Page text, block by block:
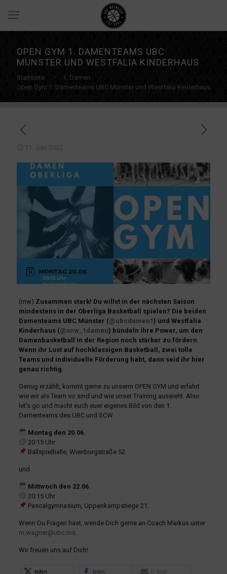
OPEN GYM 1. DAMENTEAMS UBC
MÜNSTER UND WESTFALIA KINDERHAUS
Startseite
1. Damen
Open Gym 1. Damenteams UBC Münster und Westfalia Kinderhaus
11. Juni 2022
(mw) Zusammen stark! Du willst in der nächsten Saison
mindestens in der Oberliga Basketball spielen? Die beiden
Damenteams UBC Münster (@ubcdamen1) und Westfalia
Kinderhaus (@scw_1damen) bündeln ihre Power, um den
Damenbasketball in der Region noch stärker zu fördern.
Wenn ihr Lust auf hochklassigen Basketball, zwei tolle
Teams und individuelle Förderung habt, dann seid ihr hier
genau richtig.
Genug erzählt, kommt gerne zu unserm OPEN GYM und erfahrt
wie wir als Team so sind und wie unser Training aussieht. Also
let’s go und macht euch euer eigenes Bild von den 1.
Damenteams des UBC und SCW.
Montag den 20.06.
20:15 Uhr
Ballspielhalle, Wienburgstraße 52.
und
Mittwoch den 22.06.
20:15 Uhr
Pascalgymnasium, Uppenkampstiege 21.
Wenn Du Fragen hast, wende Dich gerne an Coach Markus unter
m.wagner@ubc.ms
Wir freuen uns auf Dich!
teilen teilen E-Mail